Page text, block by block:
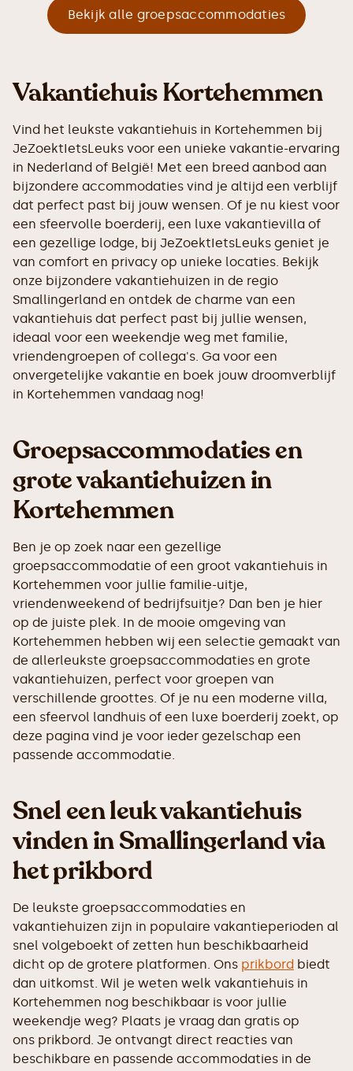
Bekijk alle groepsaccommodaties
Vakantiehuis Kortehemmen
Vind het leukste vakantiehuis in Kortehemmen bij
JeZoektIetsLeuks voor een unieke vakantie-ervaring
in Nederland of België! Met een breed aanbod aan
bijzondere accommodaties vind je altijd een verblijf
dat perfect past bij jouw wensen. Of je nu kiest voor
een sfeervolle boerderij, een luxe vakantievilla of
een gezellige lodge, bij JeZoektIetsLeuks geniet je
van comfort en privacy op unieke locaties. Bekijk
onze bijzondere vakantiehuizen in de regio
Smallingerland en ontdek de charme van een
vakantiehuis dat perfect past bij jullie wensen,
ideaal voor een weekendje weg met familie,
vriendengroepen of collega's. Ga voor een
onvergetelijke vakantie en boek jouw droomverblijf
in Kortehemmen vandaag nog!
Groepsaccommodaties en
grote vakantiehuizen in
Kortehemmen
Ben je op zoek naar een gezellige
groepsaccommodatie of een groot vakantiehuis in
Kortehemmen voor jullie familie-uitje,
vriendenweekend of bedrijfsuitje? Dan ben je hier
op de juiste plek. In de mooie omgeving van
Kortehemmen hebben wij een selectie gemaakt van
de allerleukste groepsaccommodaties en grote
vakantiehuizen, perfect voor groepen van
verschillende groottes. Of je nu een moderne villa,
een sfeervol landhuis of een luxe boerderij zoekt, op
deze pagina vind je voor ieder gezelschap een
passende accommodatie.
Snel een leuk vakantiehuis
vinden in Smallingerland via
het prikbord
De leukste groepsaccommodaties en
vakantiehuizen zijn in populaire vakantieperioden al
snel volgeboekt of zetten hun beschikbaarheid
dicht op de grotere platformen. Ons prikbord biedt
dan uitkomst. Wil je weten welk vakantiehuis in
Kortehemmen nog beschikbaar is voor jullie
weekendje weg? Plaats je vraag dan gratis op
ons prikbord. Je ontvangt direct reacties van
beschikbare en passende accommodaties in de